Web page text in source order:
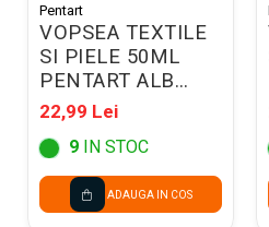
Pentart
VOPSEA TEXTILE
SI PIELE 50ML
PENTART ALB
34799
22,99 Lei
9 IN STOC
ADAUGA IN COS